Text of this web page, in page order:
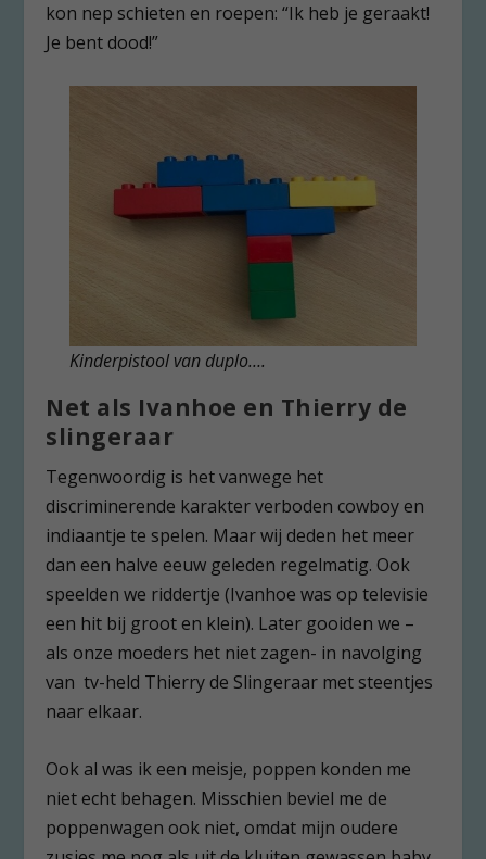
kon nep schieten en roepen: “Ik heb je geraakt!
Je bent dood!”
Kinderpistool van duplo….
Net als Ivanhoe en Thierry de
slingeraar
Tegenwoordig is het vanwege het
discriminerende karakter verboden cowboy en
indiaantje te spelen. Maar wij deden het meer
dan een halve eeuw geleden regelmatig. Ook
speelden we riddertje (Ivanhoe was op televisie
een hit bij groot en klein). Later gooiden we –
als onze moeders het niet zagen- in navolging
van tv-held Thierry de Slingeraar met steentjes
naar elkaar.
Ook al was ik een meisje, poppen konden me
niet echt behagen. Misschien beviel me de
poppenwagen ook niet, omdat mijn oudere